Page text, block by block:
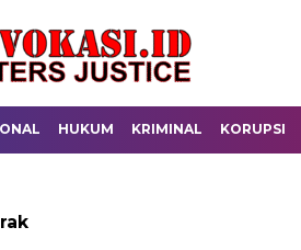
HUKUM KRIMINAL KORUPSI